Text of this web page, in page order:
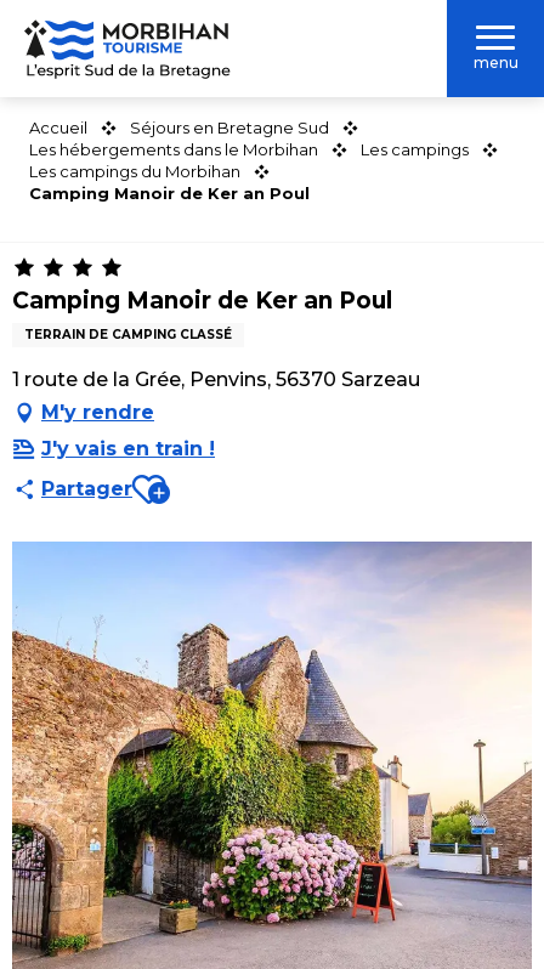
Aller
contenu
menu
Accueil
Séjours en Bretagne Sud
Les hébergements dans le Morbihan
Les campings
Les campings du Morbihan
Camping Manoir de Ker an Poul
Camping Manoir de Ker an Poul
TERRAIN DE CAMPING CLASSÉ
1 route de la Grée, Penvins, 56370 Sarzeau
M'y rendre
J'y vais en train !
PartagerAjouter aux favoris